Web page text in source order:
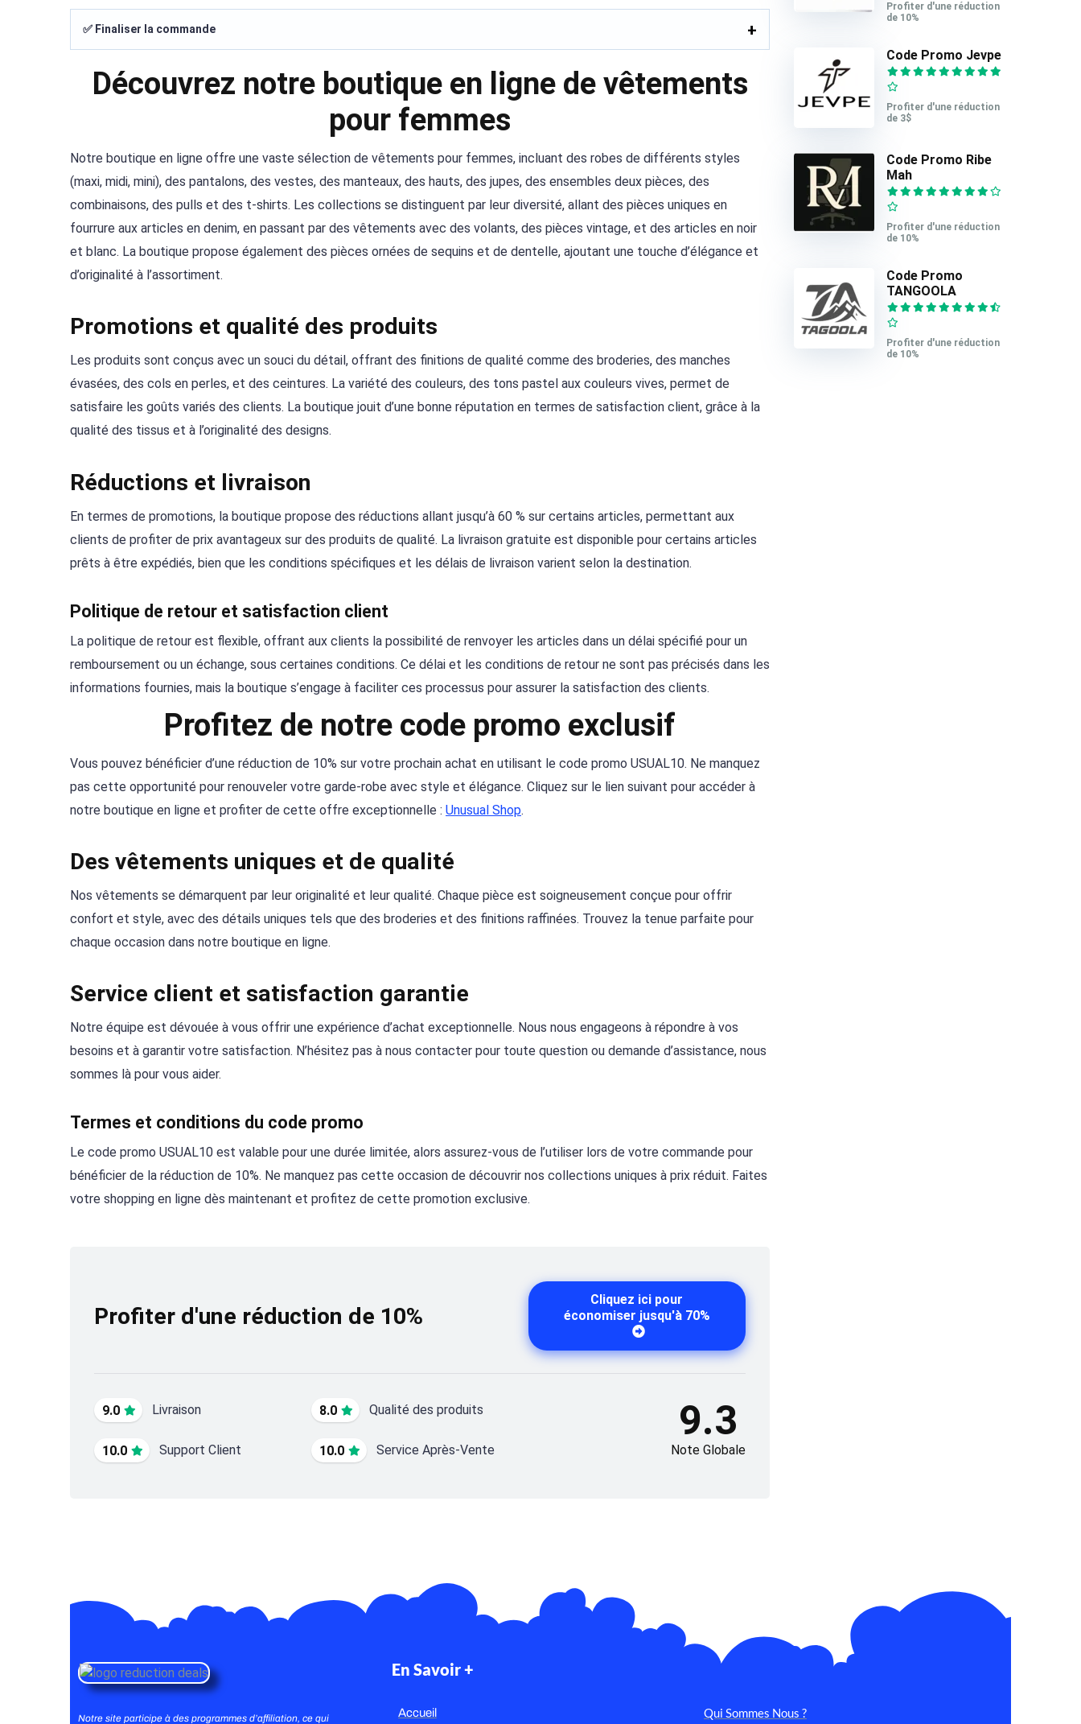
✅ Finaliser la commande
Découvrez notre boutique en ligne de vêtements
pour femmes
Notre boutique en ligne offre une vaste sélection de vêtements pour femmes, incluant des robes de différents styles
(maxi, midi, mini), des pantalons, des vestes, des manteaux, des hauts, des jupes, des ensembles deux pièces, des
combinaisons, des pulls et des t-shirts. Les collections se distinguent par leur diversité, allant des pièces uniques en
fourrure aux articles en denim, en passant par des vêtements avec des volants, des pièces vintage, et des articles en noir
et blanc. La boutique propose également des pièces ornées de sequins et de dentelle, ajoutant une touche d’élégance et
d’originalité à l’assortiment.
Promotions et qualité des produits
Les produits sont conçus avec un souci du détail, offrant des finitions de qualité comme des broderies, des manches
évasées, des cols en perles, et des ceintures. La variété des couleurs, des tons pastel aux couleurs vives, permet de
satisfaire les goûts variés des clients. La boutique jouit d’une bonne réputation en termes de satisfaction client, grâce à la
qualité des tissus et à l’originalité des designs.
Réductions et livraison
En termes de promotions, la boutique propose des réductions allant jusqu’à 60 % sur certains articles, permettant aux
clients de profiter de prix avantageux sur des produits de qualité. La livraison gratuite est disponible pour certains articles
prêts à être expédiés, bien que les conditions spécifiques et les délais de livraison varient selon la destination.
Politique de retour et satisfaction client
La politique de retour est flexible, offrant aux clients la possibilité de renvoyer les articles dans un délai spécifié pour un
remboursement ou un échange, sous certaines conditions. Ce délai et les conditions de retour ne sont pas précisés dans les
informations fournies, mais la boutique s’engage à faciliter ces processus pour assurer la satisfaction des clients.
Profitez de notre code promo exclusif
Vous pouvez bénéficier d’une réduction de 10% sur votre prochain achat en utilisant le code promo USUAL10. Ne manquez
pas cette opportunité pour renouveler votre garde-robe avec style et élégance. Cliquez sur le lien suivant pour accéder à
notre boutique en ligne et profiter de cette offre exceptionnelle : Unusual Shop.
Des vêtements uniques et de qualité
Nos vêtements se démarquent par leur originalité et leur qualité. Chaque pièce est soigneusement conçue pour offrir
confort et style, avec des détails uniques tels que des broderies et des finitions raffinées. Trouvez la tenue parfaite pour
chaque occasion dans notre boutique en ligne.
Service client et satisfaction garantie
Notre équipe est dévouée à vous offrir une expérience d’achat exceptionnelle. Nous nous engageons à répondre à vos
besoins et à garantir votre satisfaction. N’hésitez pas à nous contacter pour toute question ou demande d’assistance, nous
sommes là pour vous aider.
Termes et conditions du code promo
Le code promo USUAL10 est valable pour une durée limitée, alors assurez-vous de l’utiliser lors de votre commande pour
bénéficier de la réduction de 10%. Ne manquez pas cette occasion de découvrir nos collections uniques à prix réduit. Faites
votre shopping en ligne dès maintenant et profitez de cette promotion exclusive.
Profiter d'une réduction de 10%
Cliquez ici pour
économiser jusqu'à 70%
9.0 Livraison 8.0 Qualité des produits
10.0 Support Client 10.0 Service Après-Vente
9.3
Note Globale
Profiter d'une réduction
de 10%
Code Promo Jevpe
Profiter d'une réduction
de 3$
Code Promo Ribe
Mah
Profiter d'une réduction
de 10%
Code Promo
TANGOOLA
Profiter d'une réduction
de 10%
Notre site participe à des programmes d’affiliation, ce qui
En Savoir +
Accueil Qui Sommes Nous ?